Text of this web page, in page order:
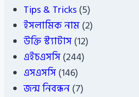
Tips & Tricks(5)
ইসলামিক নাম(2)
উক্তি স্ট্যাটাস(12)
এইচএসসি(244)
এসএসসি(146)
জন্ম নিবন্ধন(7)